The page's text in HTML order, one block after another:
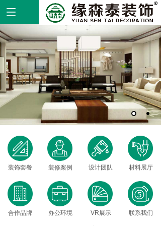
装饰套餐
联系我们
合作品牌 办公环境 VR展示
装修案例 设计团队 材料展厅